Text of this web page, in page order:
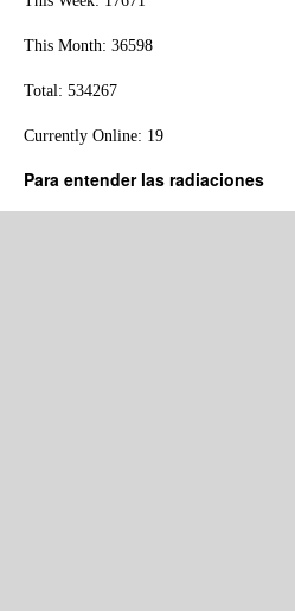
This Month: 36598
Total: 534267
Currently Online: 19
Para entender las radiaciones